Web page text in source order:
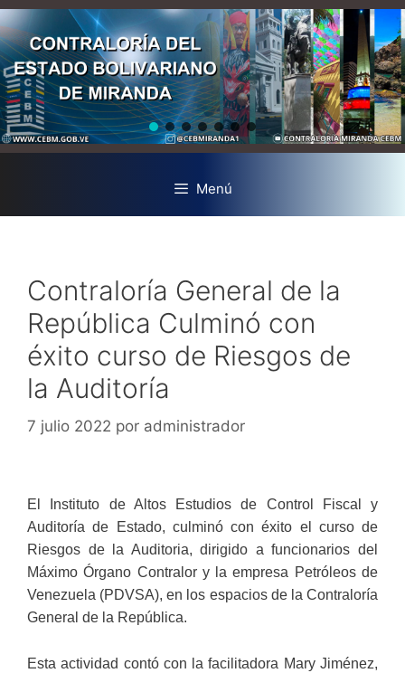
Menú
Contraloría General de la
República Culminó con
éxito curso de Riesgos de
la Auditoría
7 julio 2022 por administrador
El Instituto de Altos Estudios de Control Fiscal y
Auditoría de Estado, culminó con éxito el curso de
Riesgos de la Auditoria, dirigido a funcionarios del
Máximo Órgano Contralor y la empresa Petróleos de
Venezuela (PDVSA), en los espacios de la Contraloría
General de la República.
Esta actividad contó con la facilitadora Mary Jiménez,